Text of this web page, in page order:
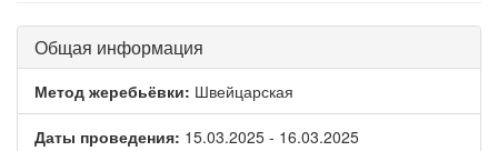
Общая информация
Метод жеребьёвки: Швейцарская
Даты проведения: 15.03.2025 - 16.03.2025